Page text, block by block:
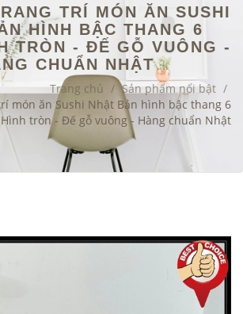
TRÍ MÓN ĂN SUSHI
HÌNH BẬC THANG 6
TRÒN - ĐẾ GỖ VUÔNG -
CHUẨN NHẬT
Trang chủ / Sản phẩm nổi bật /
món ăn Sushi Nhật Bản hình bậc thang 6
tròn - Đế gỗ vuông - Hàng chuẩn Nhật